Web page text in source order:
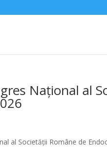
Național al
al Societății Române de